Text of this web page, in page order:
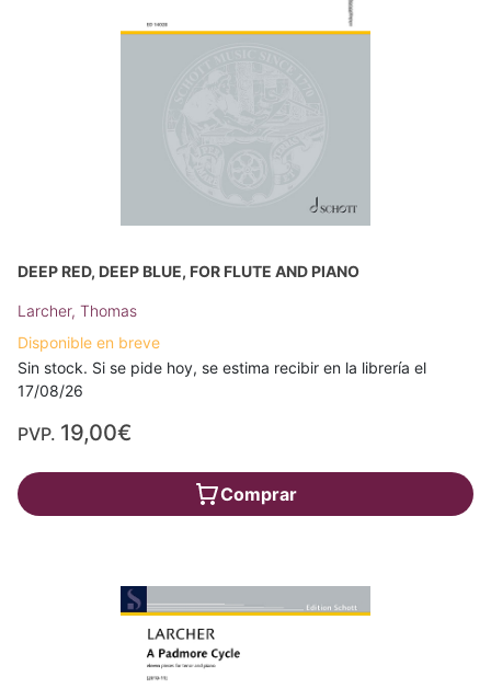
DEEP RED, DEEP BLUE, FOR FLUTE AND PIANO
Larcher, Thomas
Disponible en breve
Sin stock. Si se pide hoy, se estima recibir en la librería el
17/08/26
PVP. 19,00€
Comprar